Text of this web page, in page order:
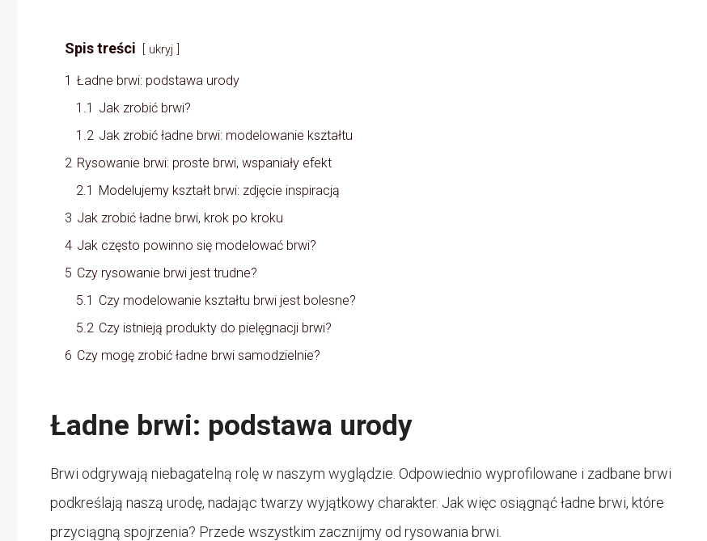
Spis treści ukryj
1 Ładne brwi: podstawa urody
1.1 Jak zrobić brwi?
1.2 Jak zrobić ładne brwi: modelowanie kształtu
2 Rysowanie brwi: proste brwi, wspaniały efekt
2.1 Modelujemy kształt brwi: zdjęcie inspiracją
3 Jak zrobić ładne brwi, krok po kroku
4 Jak często powinno się modelować brwi?
5 Czy rysowanie brwi jest trudne?
5.1 Czy modelowanie kształtu brwi jest bolesne?
5.2 Czy istnieją produkty do pielęgnacji brwi?
6 Czy mogę zrobić ładne brwi samodzielnie?
Ładne brwi: podstawa urody
Brwi odgrywają niebagatelną rolę w naszym wyglądzie. Odpowiednio wyprofilowane i zadbane brwi
podkreślają naszą urodę, nadając twarzy wyjątkowy charakter. Jak więc osiągnąć ładne brwi, które
przyciągną spojrzenia? Przede wszystkim zacznijmy od rysowania brwi.